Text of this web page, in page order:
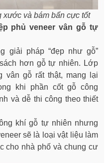
xước và bám bẩn cực tốt
phủ veneer vân gỗ tự
giải pháp “đẹp như gỗ”
hơn gỗ tự nhiên. Lớp
vân gỗ rất thật, mang lại
khi phần cốt gỗ công
và dễ thi công theo thiết
khí gỗ tự nhiên nhưng
sẽ là loại vật liệu làm
cho nhà phố và chung cư